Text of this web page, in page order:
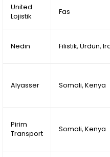
United
Lojistik
Fas
Nedin Filistik, Ürdün,
Alyasser Somali, Kenya
Pirim
Transport
Somali, Kenya